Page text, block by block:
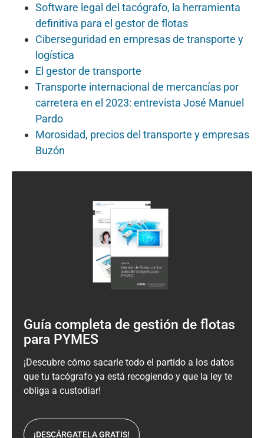
Software legal del tacógrafo, la herramienta
definitiva para el gestor de flotas
Ciberseguridad en empresas de transporte y
logística
El gestor de transporte
Transporte internacional de mercancías por
carretera en el 2023: entrevista José Manuel
Pardo
Morosidad, precios del transporte y empresas
Buzón
Guía completa de gestión de flotas
para PYMES
¡Descubre cómo sacarle todo el partido a los datos
que tu tacógrafo ya está recogiendo y que la ley te
obliga a custodiar!
¡DESCÁRGATELA GRATIS!